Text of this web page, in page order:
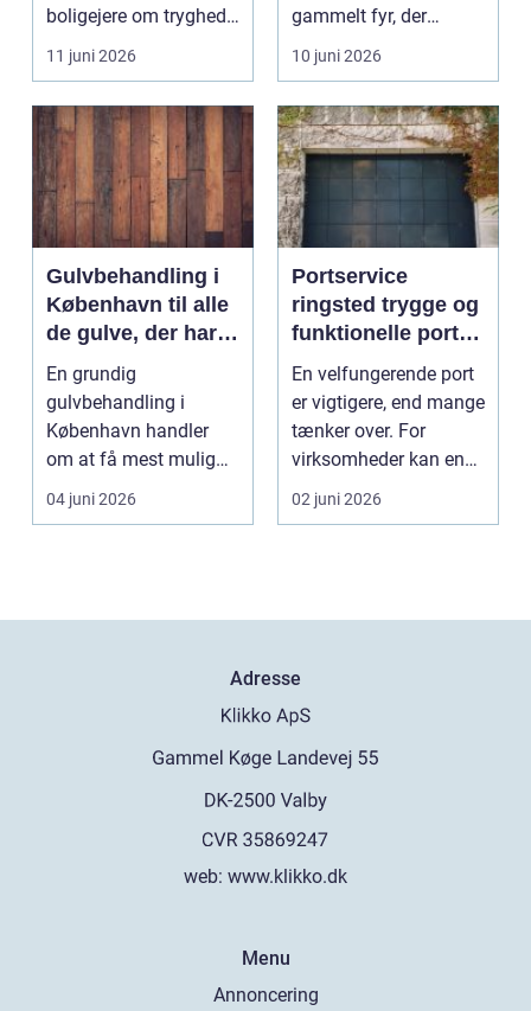
boligejere om tryghed i
...
11 juni 2026
gammelt fyr, der
synger på sidste vers,
10 juni 2026
Gulvbehandling i
København til alle
de gulve, der har
brug for
førstehjælp
En grundig
gulvbehandling i
København handler
om at få mest mulig
kvalitet og levetid u...
04 juni 2026
Portservice
ringsted trygge og
funktionelle porte i
hverdagen
En velfungerende port
er vigtigere, end mange
tænker over. For
virksomheder kan en
defekt port betyd...
02 juni 2026
Adresse
web: www.klikko.dk
Menu
Annoncering